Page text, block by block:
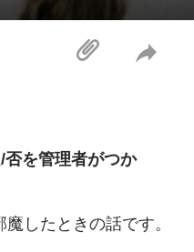
を管理者がつか
したときの話です。